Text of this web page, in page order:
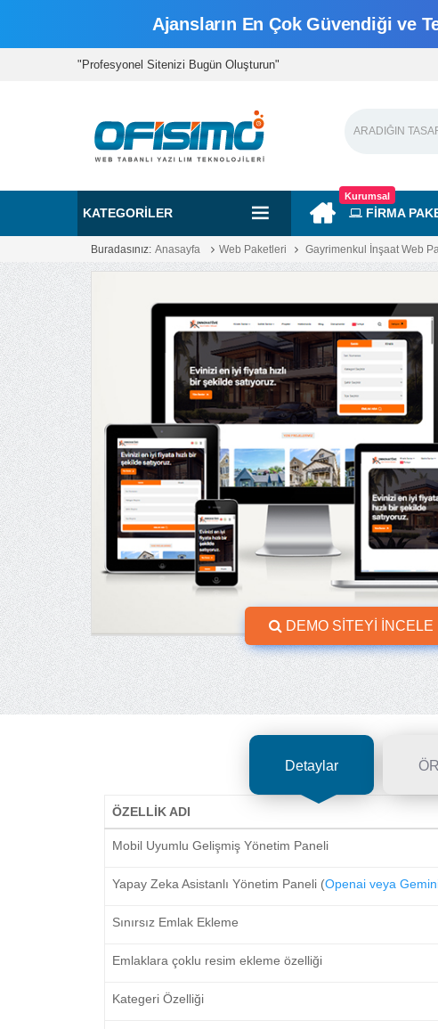
Ajansların En Çok Güvendiği ve
"Profesyonel Sitenizi Bugün Oluşturun"
KATEGORILER FİRMA
Kurumsal
Buradasınız: Anasayfa Web Paketleri Gayrimenkul İnşaat Web
DEMO SİTEYİ İNCELE
Detaylar
ÖZELLİK ADI
Mobil Uyumlu Gelişmiş Yönetim Paneli
Yapay Zeka Asistanlı Yönetim Paneli (Openai veya
Sınırsız Emlak Ekleme
Emlaklara çoklu resim ekleme özelliği
Kategeri Özelliği